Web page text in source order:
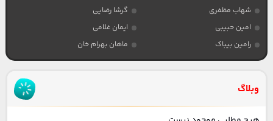
شهاب مظفری
گرشا رضایی
امین حبیبی
ایمان غلامی
رامین بیباک
ماهان بهرام خان
وبلاگ